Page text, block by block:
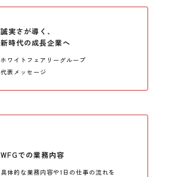
誠実さが導く、
新時代の成長企業へ
ホワイトフェアリーグループ
代表メッセージ
WFGでの業務内容
具体的な業務内容や1日の仕事の流れを